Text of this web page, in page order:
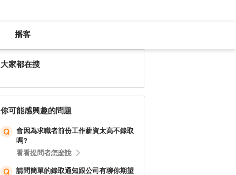
播客
大家都在搜
你可能感興趣的問題
會因為求職者前份工作薪資太高不錄取
嗎?
看看提問者怎麼說
請問簡單的錄取通知跟公司有聊你期望